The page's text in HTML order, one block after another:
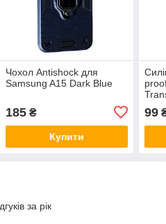
Чохол Antishock для
Samsung A15 Dark Blue
185₴
Купити
99
за рік